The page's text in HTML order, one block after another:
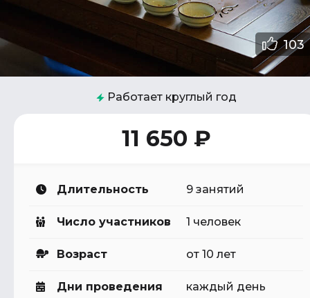
103
Работает круглый год
11 650 ₽
Длительность 9 занятий
Число участников 1 человек
Возраст от 10 лет
Дни проведения каждый день